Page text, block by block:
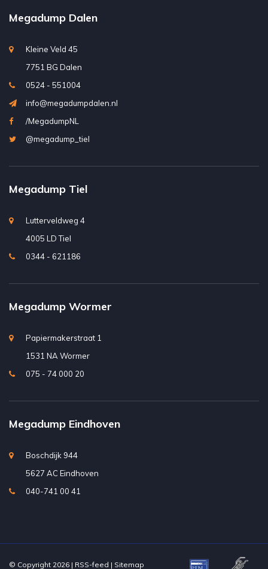
Megadump Dalen
Kleine Veld 45
7751 BG Dalen
0524 - 551004
info@megadumpdalen.nl
/MegadumpNL
@megadump_tiel
Megadump Tiel
Lutterveldweg 4
4005 LD Tiel
0344 - 621186
Megadump Wormer
Papiermakerstraat 1
1531 NA Wormer
075 - 74 000 20
Megadump Eindhoven
Boschdijk 944
5627 AC Eindhoven
040-741 00 41
© Copyright 2026 | RSS-feed | Sitemap